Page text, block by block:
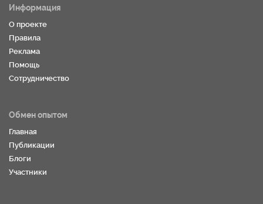
Информация
О проекте
Правила
Реклама
Помощь
Сотрудничество
Обмен опытом
Главная
Публикации
Блоги
Участники